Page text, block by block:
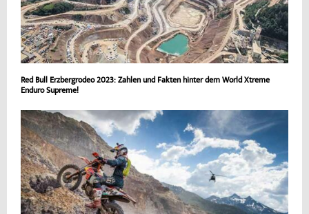
Red Bull Erzbergrodeo 2023: Zahlen und Fakten hinter dem World Xtreme
Enduro Supreme!